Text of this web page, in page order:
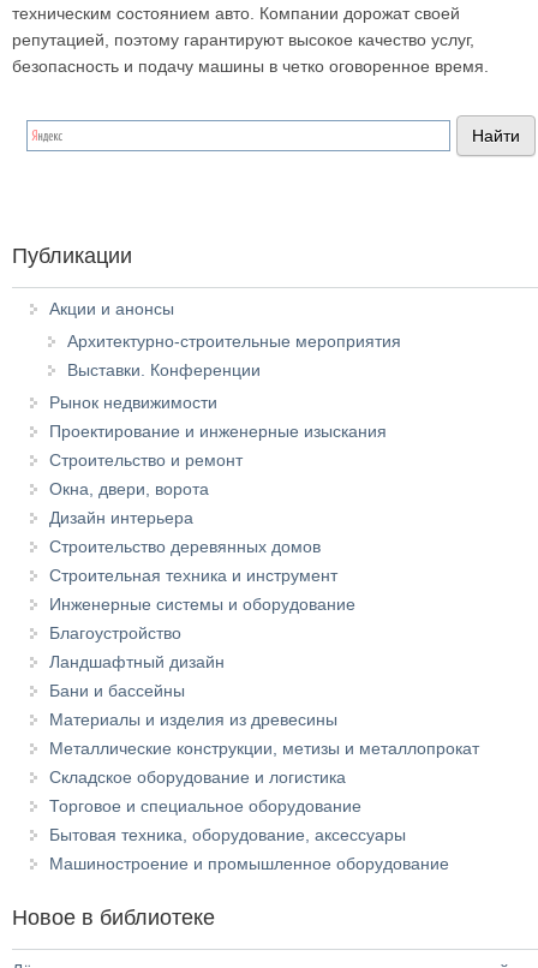
техническим состоянием авто. Компании дорожат своей
репутацией, поэтому гарантируют высокое качество услуг,
безопасность и подачу машины в четко оговоренное время.
Публикации
Акции и анонсы
Архитектурно-строительные мероприятия
Выставки. Конференции
Рынок недвижимости
Проектирование и инженерные изыскания
Строительство и ремонт
Окна, двери, ворота
Дизайн интерьера
Строительство деревянных домов
Строительная техника и инструмент
Инженерные системы и оборудование
Благоустройство
Ландшафтный дизайн
Бани и бассейны
Материалы и изделия из древесины
Металлические конструкции, метизы и металлопрокат
Складское оборудование и логистика
Торговое и специальное оборудование
Бытовая техника, оборудование, аксессуары
Машиностроение и промышленное оборудование
Новое в библиотеке